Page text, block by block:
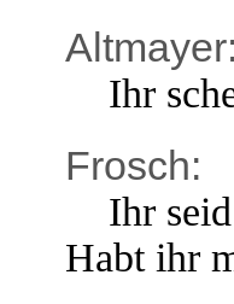
Altmayer:
Ihr
Frosch:
Ihr seid
Habt ihr